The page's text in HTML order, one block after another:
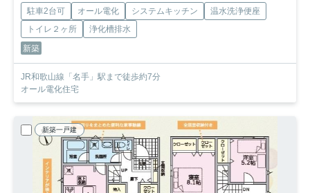
駐車2台可 オール電化 システムキッチン
温水洗浄便座
トイレ２ヶ所
浄化槽排水
新築
JR和歌山線「名手」駅まで徒歩約7分
オール電化住宅
新築一戸建